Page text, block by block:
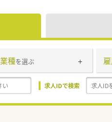
業種を選ぶ
求人IDで検索